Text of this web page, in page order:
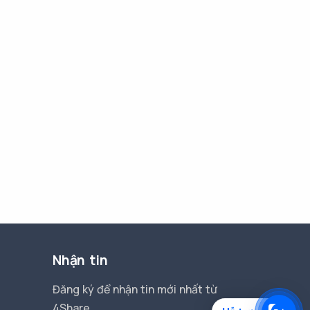
Nhận tin
Đăng ký để nhận tin mới nhất từ